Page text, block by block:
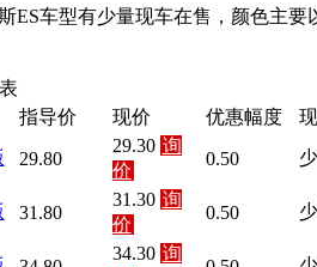
车型有少量现车在售，颜色主
指导价 现价 优惠幅度
29.80
29.30 询
价
0.50
31.80
31.30 询
价
0.50
34.30 询